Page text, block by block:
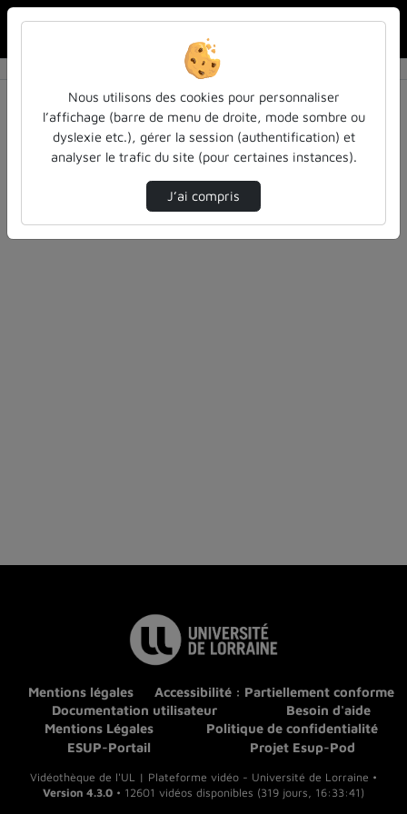
Résultats de la recherche
Filtres actifs (cliquer pour en retirer) :
colloques-et-conferences
inspe-de-lorraine Allemand
Mentions légales
Accessibilité : Partiellement conforme
Documentation utilisateur
Besoin d'aide
Mentions Légales
Politique de confidentialité
ESUP-Portail
Projet Esup-Pod
Vidéothèque de l'UL | Plateforme vidéo - Université de Lorraine •
Version 4.3.0 • 12601 vidéos disponibles (319 jours, 16:33:41)
Nous utilisons des cookies pour personnaliser
l’affichage (barre de menu de droite, mode sombre ou
dyslexie etc.), gérer la session (authentification) et
analyser le trafic du site (pour certaines instances).
J’ai compris